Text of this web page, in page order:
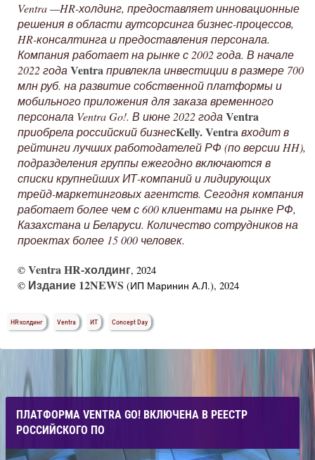
Ventra —HR-холдинг, предоставляет инновационные
решения в области аутсорсинга бизнес-процессов,
HR-консалтинга и предоставления персонала.
Компания работает на рынке с 2002 года. В начале
2022 года Ventraпривлекла инвестиции в размере 700
млн руб. на развитие собственной платформы и
мобильного приложения для заказа временного
персонала Ventra Go!. В июне 2022 года Ventra
приобрела российский бизнесKelly. Ventraвходит в
рейтинги лучших работодателей РФ (по версии HH),
подразделения группы ежегодно включаются в
списки крупнейших ИТ-компаний и лидирующих
трейд-маркетинговых агентств. Сегодня компания
работает более чем с 600 клиентами на рынке РФ,
Казахстана и Беларуси. Количество сотрудников на
проектах более 15 000 человек.
© Ventra HR-холдинг, 2024
© Издание 12NEWS (ИП Маринин А.Л.), 2024
HR-холдинг Ventra ИТ Concept Day
ПЛАТФОРМА VENTRA GO! ВКЛЮЧЕНА В РЕЕСТР
РОССИЙСКОГО ПО